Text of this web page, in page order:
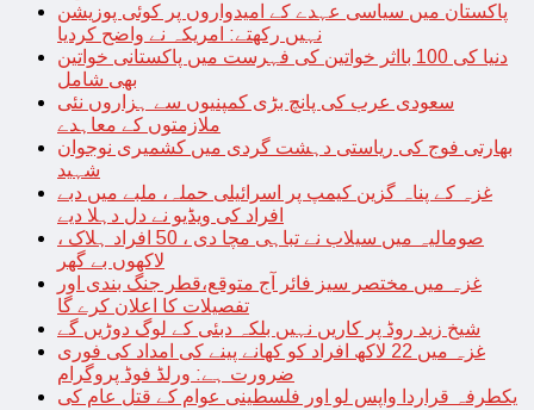
پاکستان میں سیاسی عہدے کے امیدواروں پر کوئی پوزیشن
نہیں رکھتے: امریکہ نے واضح کردیا
دنیا کی 100 بااثر خواتین کی فہرست میں پاکستانی خواتین
بھی شامل
سعودی عرب کی پانچ بڑی کمپنیوں سے ہزاروں نئی
ملازمتوں کے معاہدے
بھارتی فوج کی ریاستی دہشت گردی میں کشمیری نوجوان
شہید
غزہ کے پناہ گزین کیمپ پر اسرائیلی حملہ، ملبے میں دبے
افراد کی ویڈیو نے دل دہلا دیے
صومالیہ میں سیلاب نے تباہی مچا دی ، 50 افراد ہلاک ،
لاکھوں بے گھر
غزہ میں مختصر سیز فائر آج متوقع،قطر جنگ بندی اور
تفصیلات کا اعلان کرے گا
شیخ زید روڈ پر کاریں نہیں بلکہ دبئی کے لوگ دوڑیں گے
غزہ میں 22 لاکھ افراد کو کھانے پینے کی امداد کی فوری
ضرورت ہے: ورلڈ فوڈ پروگرام
یکطرفہ قراردا واپس لو اور فلسطینی عوام کے قتل عام کی